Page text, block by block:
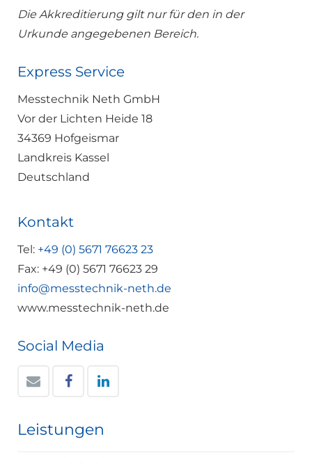
Die Akkreditierung gilt nur für den in der
Urkunde angegebenen Bereich.
Express Service
Messtechnik Neth GmbH
Vor der Lichten Heide 18
34369 Hofgeismar
Landkreis Kassel
Deutschland
Kontakt
Tel: +49 (0) 5671 76623 23
Fax: +49 (0) 5671 76623 29
info@messtechnik-neth.de
www.messtechnik-neth.de
Social Media
Leistungen